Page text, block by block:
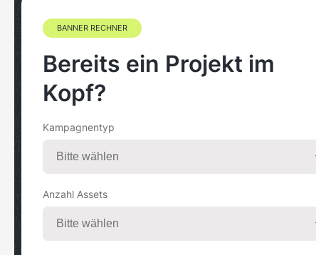
BANNER RECHNER
Bereits ein Projekt im
Kopf?
Kampagnentyp
Anzahl Assets